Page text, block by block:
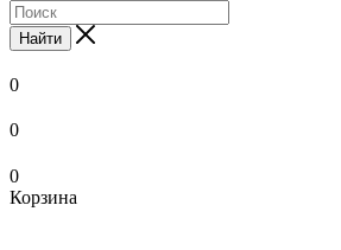
Найти
0
0
0
Корзина